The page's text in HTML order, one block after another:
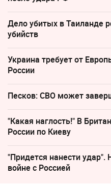
Дело убитых в Таиланде
убийств
Украина требует от
России
Песков: СВО может
"Какая наглость!" В
России по Киеву
"Придется нанести
войне с Россией